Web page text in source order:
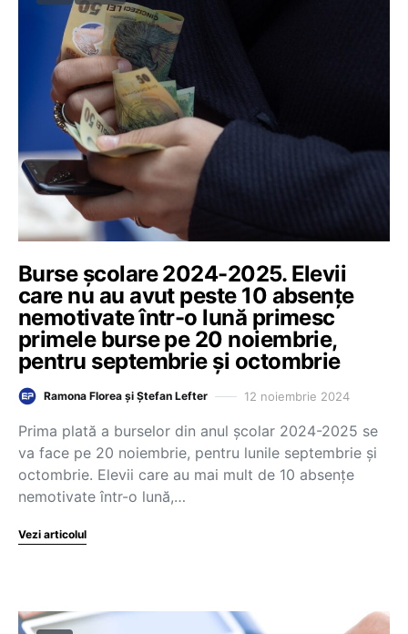
Burse școlare 2024-2025. Elevii
care nu au avut peste 10 absențe
nemotivate într-o lună primesc
primele burse pe 20 noiembrie,
pentru septembrie și octombrie
Ramona Florea și Ștefan Lefter 12 noiembrie 2024
Prima plată a burselor din anul școlar 2024-2025 se
va face pe 20 noiembrie, pentru lunile septembrie și
octombrie. Elevii care au mai mult de 10 absențe
nemotivate într-o lună,…
Vezi articolul